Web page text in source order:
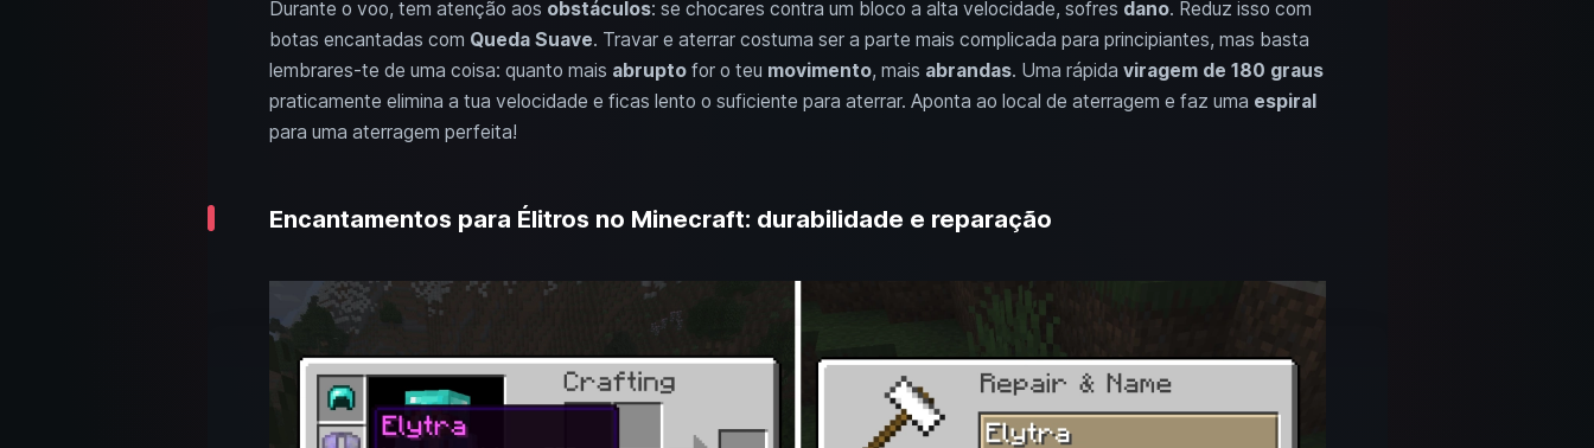
Durante o voo, tem atenção aos obstáculos: se chocares contra um bloco a alta velocidade, sofres dano. Reduz isso com
botas encantadas com Queda Suave. Travar e aterrar costuma ser a parte mais complicada para principiantes, mas basta
lembrares-te de uma coisa: quanto mais abruptofor o teu movimento, mais abrandas. Uma rápida viragem de 180 graus
praticamente elimina a tua velocidade e ficas lento o suficiente para aterrar. Aponta ao local de aterragem e faz uma espiral
para uma aterragem perfeita!
Encantamentos para Élitros no Minecraft: durabilidade e reparação